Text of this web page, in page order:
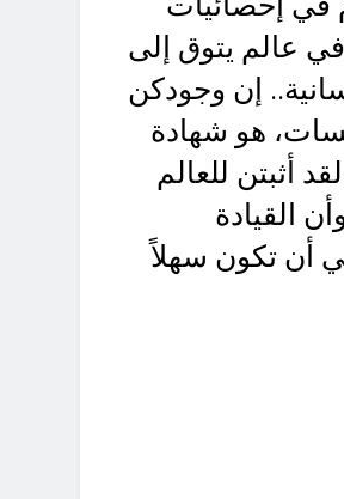
في عالم يتوق إلى
إن وجودكن
هو شهادة
أثبتن للعالم
القيادة
أن تكون سهلاً